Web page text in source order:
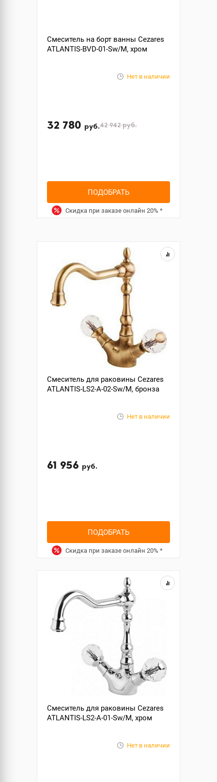
Смеситель на борт ванны Cezares
ATLANTIS-BVD-01-Sw/M, хром
Нет в наличии
32 780 руб.42 942руб.
ПОДОБРАТЬ
Скидка при заказе онлайн 20% *
Смеситель для раковины Cezares
ATLANTIS-LS2-A-02-Sw/M, бронза
Нет в наличии
61 956 руб.
ПОДОБРАТЬ
Скидка при заказе онлайн 20% *
Смеситель для раковины Cezares
ATLANTIS-LS2-A-01-Sw/M, хром
Нет в наличии